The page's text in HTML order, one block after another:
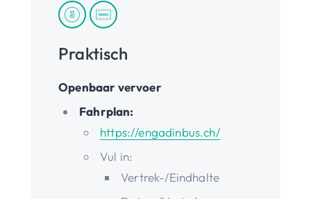
Praktisch
Openbaar vervoer
Fahrplan:
https://engadinbus.ch/
Vul in:
Vertrek-/Eindhalte